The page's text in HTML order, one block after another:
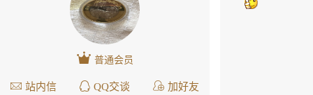
普通会员
站内信 QQ交谈 加好友